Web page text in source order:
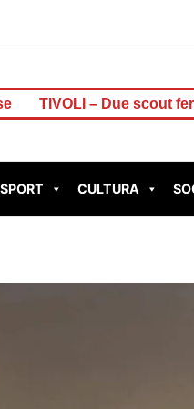
scout feriti dal fulmine a
SPORT CULTURA